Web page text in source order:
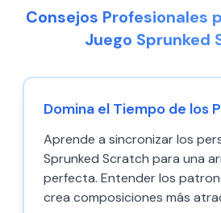
Consejos Profesionales
Juego Sprunked
Domina el Tiempo de los
Aprende a sincronizar los
Sprunked Scratch para una
perfecta. Entender los
crea composiciones más